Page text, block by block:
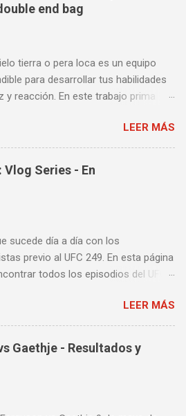
end bag
tierra o pera loca es un equipo
para desarrollar tus habilidades
y reacción. En este trabajo prima
contundencia. Este trabajo también
para desarrollar esquives y
a alta velocidad; así como
entradas rápidas para acortar
donde puedes aprender a
pera cielo tierra o pera loca. En esta
podrás ver diversos tipos de
LEER MÁS
Vlog Series - En
sucede día a día con los
previo al UFC 249. En esta página
todos los episodios del UFC
Te sugiero que estés pendiente ya
iremos actualizando está pagina
episodio del UFC 249 Embedded:
Episodio 1 Episodio 2
LEER MÁS
Gaethje - Resultados y